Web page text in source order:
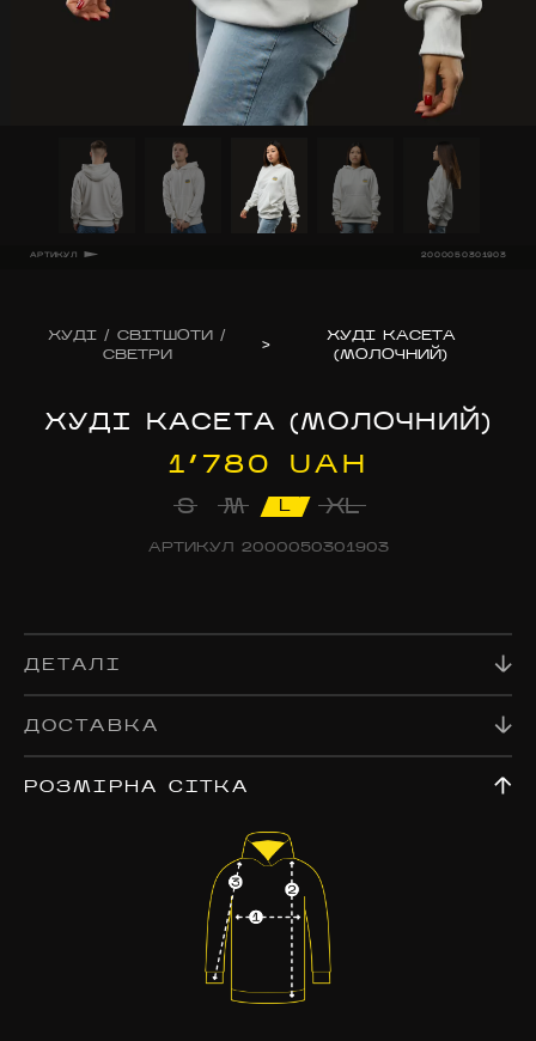
АРТИКУЛ 2000050301903
ХУДІ / СВІТШОТИ /
СВЕТРИ
>
ХУДІ КАСЕТА
(МОЛОЧНИЙ)
АРТИКУЛ 2000050301903
ХУДІ КАСЕТА (МОЛОЧНИЙ)
1’780 UAH
ДЕТАЛІ
ДОСТАВКА
РОЗМІРНА СІТКА
S M L XL